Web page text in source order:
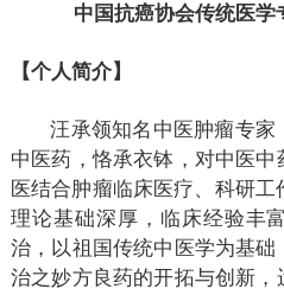
中国抗癌协会传统医学
【个人简介】
汪承领知名中医肿瘤专家
中医药，恪承衣钵，对中医
医结合肿瘤临床医疗、科研工
理论基础深厚，临床经验丰
治，以祖国传统中医学为基
治之妙方良药的开拓与创新